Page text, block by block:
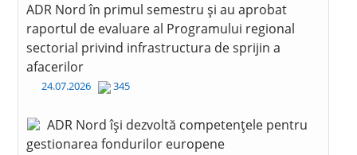
ADR Nord în primul semestru și au aprobat
raportul de evaluare al Programului regional
sectorial privind infrastructura de sprijin a
afacerilor
24.07.2026 345
ADR Nord își dezvoltă competențele pentru
gestionarea fondurilor europene